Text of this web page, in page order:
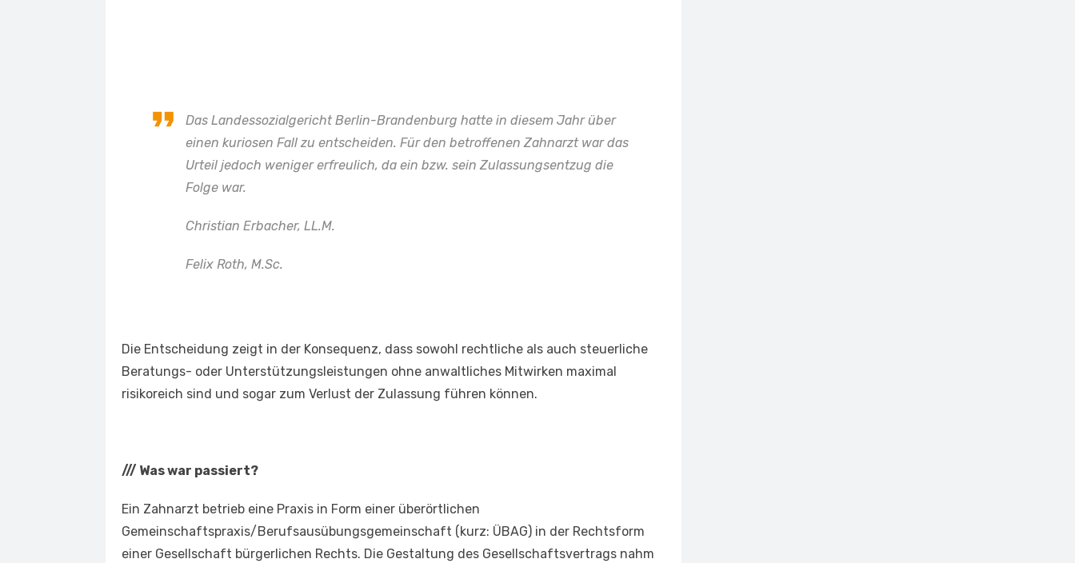
Das Landessozialgericht Berlin-Brandenburg hatte in diesem Jahr über
einen kuriosen Fall zu entscheiden. Für den betroffenen Zahnarzt war das
Urteil jedoch weniger erfreulich, da ein bzw. sein Zulassungsentzug die
Folge war.
Christian Erbacher, LL.M.
Felix Roth, M.Sc.
Die Entscheidung zeigt in der Konsequenz, dass sowohl rechtliche als auch steuerliche
Beratungs- oder Unterstützungsleistungen ohne anwaltliches Mitwirken maximal
risikoreich sind und sogar zum Verlust der Zulassung führen können.
/// Was war passiert?
Ein Zahnarzt betrieb eine Praxis in Form einer überörtlichen
Gemeinschaftspraxis/Berufsausübungsgemeinschaft (kurz: ÜBAG) in der Rechtsform
einer Gesellschaft bürgerlichen Rechts. Die Gestaltung des Gesellschaftsvertrags nahm